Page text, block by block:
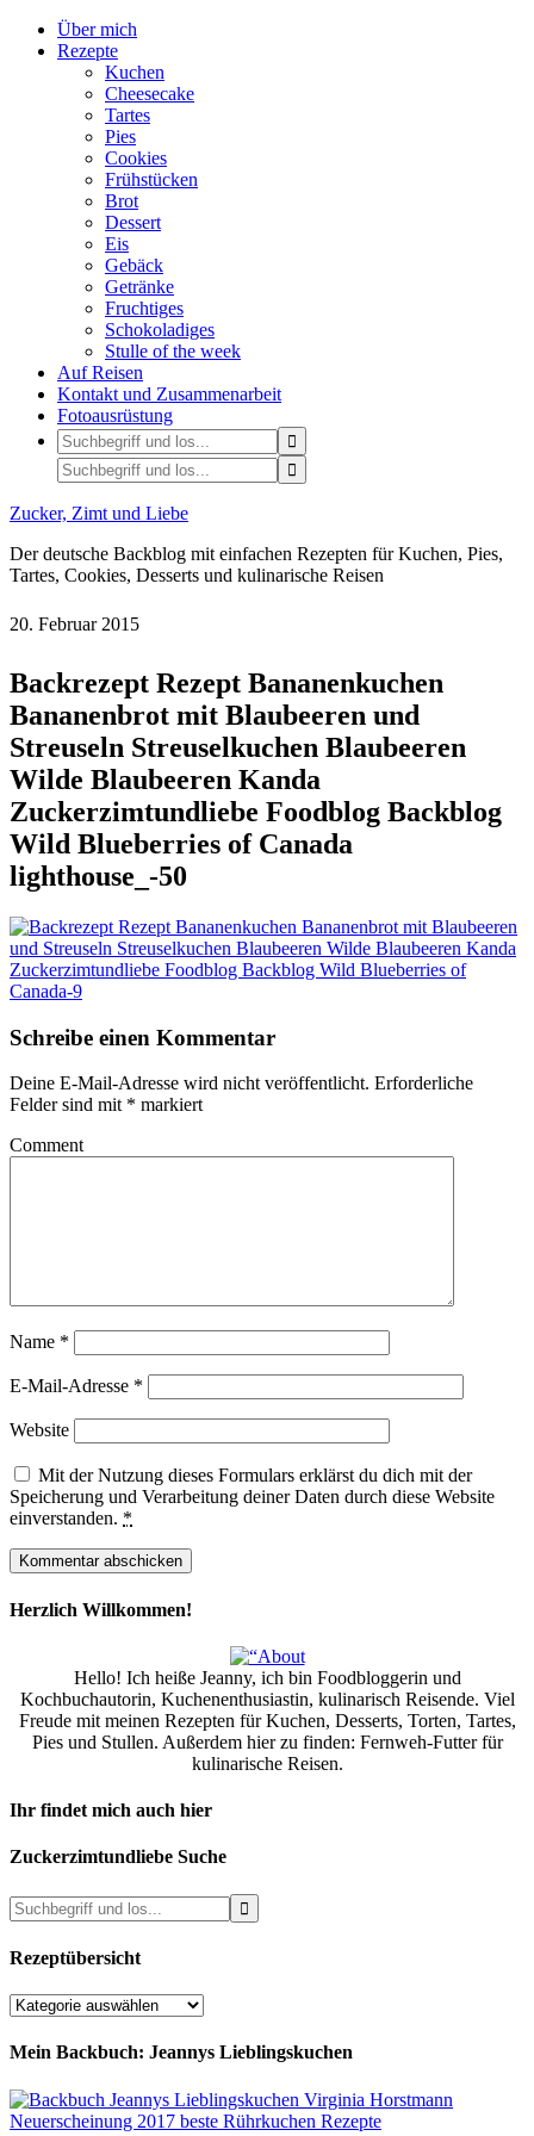
Über mich
Rezepte
Kuchen
Cheesecake
Tartes
Pies
Cookies
Frühstücken
Brot
Dessert
Eis
Gebäck
Getränke
Fruchtiges
Schokoladiges
Stulle of the week
Auf Reisen
Kontakt und Zusammenarbeit
Fotoausrüstung
Zucker, Zimt und Liebe
Der deutsche Backblog mit einfachen Rezepten für Kuchen, Pies,
Tartes, Cookies, Desserts und kulinarische Reisen
20. Februar 2015
Backrezept Rezept Bananenkuchen
Bananenbrot mit Blaubeeren und
Streuseln Streuselkuchen Blaubeeren
Wilde Blaubeeren Kanda
Zuckerzimtundliebe Foodblog Backblog
Wild Blueberries of Canada
lighthouse_-50
Schreibe einen Kommentar
Deine E-Mail-Adresse wird nicht veröffentlicht. Erforderliche
Felder sind mit * markiert
Comment
Name *
E-Mail-Adresse *
Website
Mit der Nutzung dieses Formulars erklärst du dich mit der
Speicherung und Verarbeitung deiner Daten durch diese Website
einverstanden. *
Herzlich Willkommen!
Hello! Ich heiße Jeanny, ich bin Foodbloggerin und
Kochbuchautorin, Kuchenenthusiastin, kulinarisch Reisende. Viel
Freude mit meinen Rezepten für Kuchen, Desserts, Torten, Tartes,
Pies und Stullen. Außerdem hier zu finden: Fernweh-Futter für
kulinarische Reisen.
Ihr findet mich auch hier
Zuckerzimtundliebe Suche
Rezeptübersicht
Rezeptübersicht
Mein Backbuch: Jeannys Lieblingskuchen